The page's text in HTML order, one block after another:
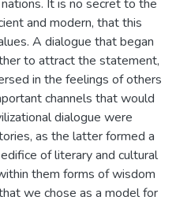
It is no secret to the
and modern, that this
A dialogue that began
to attract the statement,
in the feelings of others
channels that would
dialogue were
as the latter formed a
of literary and cultural
them forms of wisdom
we chose as a model for